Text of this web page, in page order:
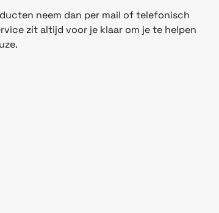
neem dan per mail of telefonisch
zit altijd voor je klaar om je te helpen